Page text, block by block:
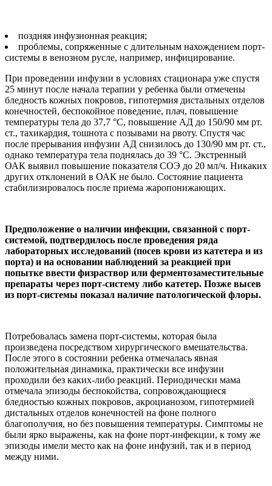
поздняя инфузионная реакция;
проблемы, сопряженные с длительным нахождением порт-
системы в венозном русле, например, инфицирование.
При проведении инфузии в условиях стационара уже спустя
25 минут после начала терапии у ребенка были отмечены
бледность кожных покровов, гипотермия дистальных отделов
конечностей, беспокойное поведение, плач, повышение
температуры тела до 37,7 °С, повышение АД до 150/90 мм рт.
ст., тахикардия, тошнота с позывами на рвоту. Спустя час
после прерывания инфузии АД снизилось до 130/90 мм рт. ст.,
однако температура тела поднялась до 39 °С. Экстренный
ОАК выявил повышение показателя СОЭ до 20 мл/ч. Никаких
других отклонений в ОАК не было. Состояние пациента
стабилизировалось после приема жаропонижающих.
Предположение о наличии инфекции, связанной с порт-
системой, подтвердилось после проведения ряда
лабораторных исследований (посев крови из катетера и из
порта) и на основании наблюдений за реакцией при
попытке ввести физраствор или ферментозаместительные
препараты через порт-систему либо катетер. Позже высев
из порт-системы показал наличие патологической флоры.
Потребовалась замена порт-системы, которая была
произведена посредством хирургического вмешательства.
После этого в состоянии ребенка отмечалась явная
положительная динамика, практически все инфузии
проходили без каких-либо реакций. Периодически мама
отмечала эпизоды беспокойства, сопровождающиеся
бледностью кожных покровов, акроцианозом, гипотермией
дистальных отделов конечностей на фоне полного
благополучия, но без повышения температуры. Симптомы не
были ярко выражены, как на фоне порт-инфекции, к тому же
эпизоды имели место как на фоне инфузий, так и в период
между ними.